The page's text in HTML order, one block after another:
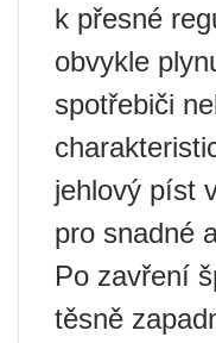
k přesné
obvykle
spotřebiči
jehlový píst
pro snadné
Po zavření
těsně